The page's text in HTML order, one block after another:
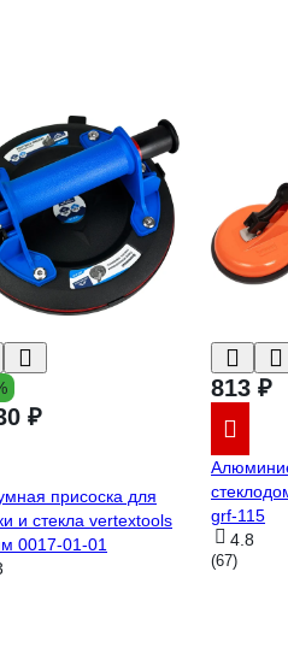
₽
присоска для
и стекла vertextools
0017-01-01
813 ₽
grf-115
4.8
(67)